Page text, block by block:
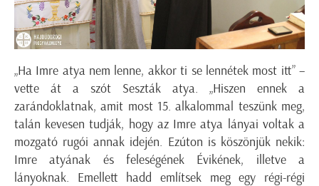
„Ha Imre atya nem lenne, akkor ti se lennétek most itt” –
vette át a szót Seszták atya. „Hiszen ennek a
zarándoklatnak, amit most 15. alkalommal teszünk meg,
talán kevesen tudják, hogy az Imre atya lányai voltak a
mozgató rugói annak idején. Ezúton is köszönjük nekik:
Imre atyának és feleségének Évikének, illetve a
lányoknak. Emellett hadd említsek meg egy régi-régi